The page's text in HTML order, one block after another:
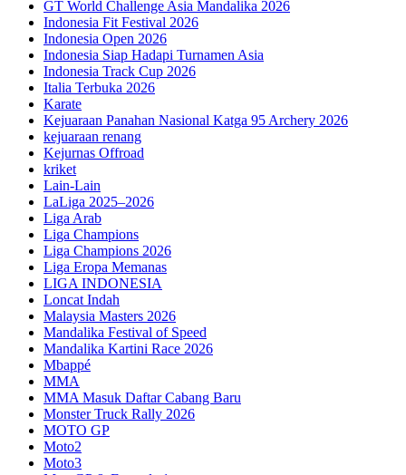
GT World Challenge Asia Mandalika 2026
Indonesia Fit Festival 2026
Indonesia Open 2026
Indonesia Siap Hadapi Turnamen Asia
Indonesia Track Cup 2026
Italia Terbuka 2026
Karate
Kejuaraan Panahan Nasional Katga 95 Archery 2026
kejuaraan renang
Kejurnas Offroad
kriket
Lain-Lain
LaLiga 2025–2026
Liga Arab
Liga Champions
Liga Champions 2026
Liga Eropa Memanas
LIGA INDONESIA
Loncat Indah
Malaysia Masters 2026
Mandalika Festival of Speed
Mandalika Kartini Race 2026
Mbappé
MMA
MMA Masuk Daftar Cabang Baru
Monster Truck Rally 2026
MOTO GP
Moto2
Moto3